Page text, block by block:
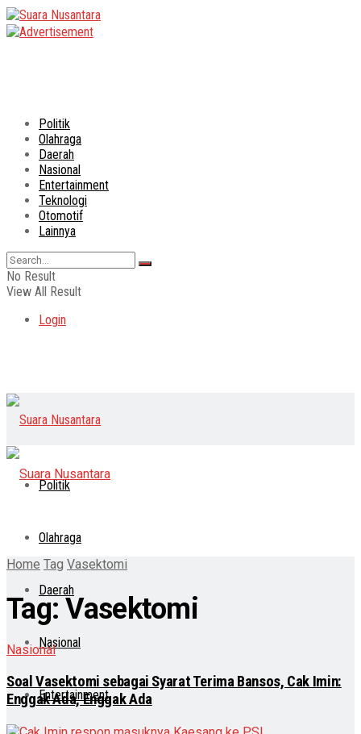
Politik
Olahraga
Daerah
Nasional
Entertainment
Teknologi
Otomotif
Lainnya
No Result
View All Result
Login
Politik
Olahraga
Daerah
Nasional
Entertainment
Home Tag Vasektomi
Tag:Vasektomi
Nasional
Soal Vasektomi sebagai Syarat Terima Bansos, Cak Imin:
Enggak Ada, Enggak Ada